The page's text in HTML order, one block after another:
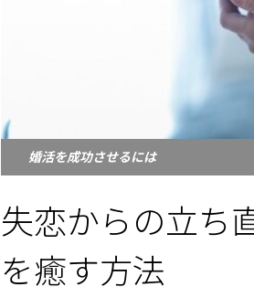
婚活を成功させるには
失恋からの立ち
を癒す方法